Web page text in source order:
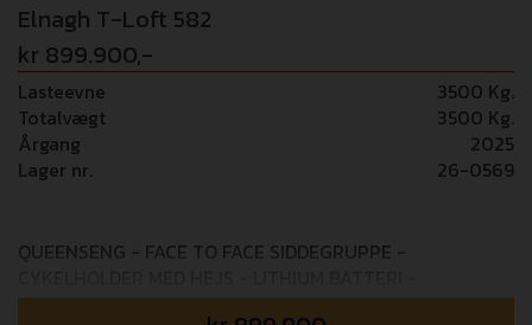
Elnagh T-Loft 582
kr 899.900,-
Lasteevne
3500 Kg.
Totalvægt
3500 Kg.
Årgang
2025
Lager nr.
26-0569
QUEENSENG - FACE TO FACE SIDDEGRUPPE -
UNDERVOGNSBEHANDLET Elnagh's jubilæumsmodel